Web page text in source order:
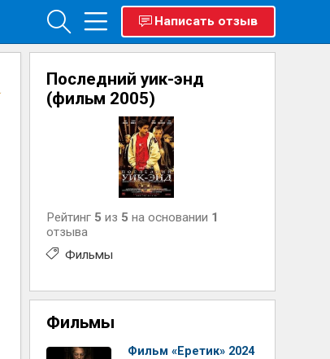
Написать отзыв
Последний уик-энд
(фильм 2005)
Рейтинг 5 из 5 на основании 1
отзыва
Фильмы
Фильмы
Фильм «Еретик» 2024